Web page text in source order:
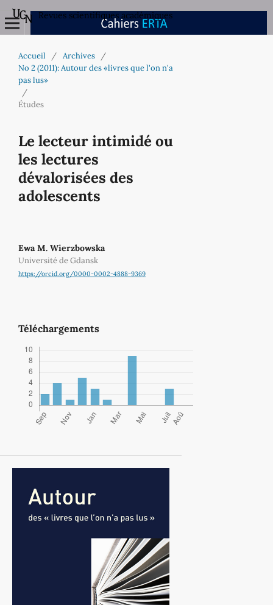
Revues scientifiques académiques
Accueil / Archives
/
No 2 (2011): Autour des «livres que l'on n'a
pas lus»
/
Études
Le lecteur intimidé ou
les lectures
dévalorisées des
adolescents
Ewa M. Wierzbowska
Université de Gdansk
https://orcid.org/0000-0002-4888-9369
Téléchargements